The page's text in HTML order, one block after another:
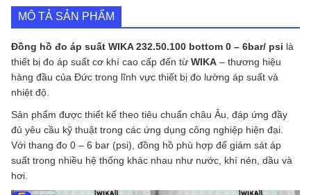
0
6bar/
psi
số
MÔ TẢ SẢN PHẨM
Đồng hồ đo áp suất WIKA 232.50.100 bottom 0 – 6bar/ psi là
thiết bị đo áp suất cơ khí cao cấp đến từ WIKA – thương hiệu
hàng đầu của Đức trong lĩnh vực thiết bị đo lường áp suất và
nhiệt độ.
Sản phẩm được thiết kế theo tiêu chuẩn châu Âu, đáp ứng đầy
đủ yêu cầu kỹ thuật trong các ứng dụng công nghiệp hiện đại.
Với thang đo 0 – 6 bar (psi), đồng hồ phù hợp để giám sát áp
suất trong nhiều hệ thống khác nhau như nước, khí nén, dầu và
hơi.